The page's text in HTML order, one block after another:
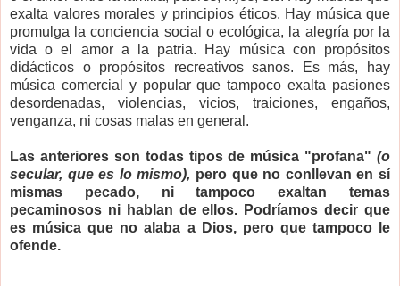
exalta valores morales y principios éticos. Hay música que
promulga la conciencia social o ecológica, la alegría por la
vida o el amor a la patria. Hay música con propósitos
didácticos o propósitos recreativos sanos. Es más, hay
música comercial y popular que tampoco exalta pasiones
desordenadas, violencias, vicios, traiciones, engaños,
venganza, ni cosas malas en general.
Las anteriores son todas tipos de música "profana" (o
secular, que es lo mismo), pero que no conllevan en sí
mismas pecado, ni tampoco exaltan temas
pecaminosos ni hablan de ellos. Podríamos decir que
es música que no alaba a Dios, pero que tampoco le
ofende.